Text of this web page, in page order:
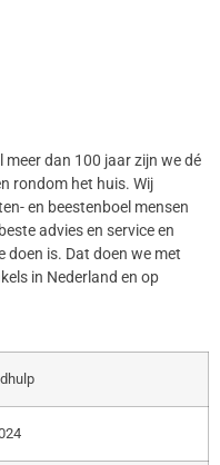
meer dan 100 jaar zijn we dé
rondom het huis. Wij
en beestenboel mensen
advies en service en
doen is. Dat doen we met
in Nederland en op